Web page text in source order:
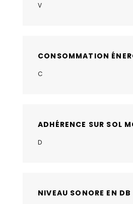
V
CONSOMMATION
C
ADHÉRENCE SUR SOL
D
NIVEAU SONORE EN DB